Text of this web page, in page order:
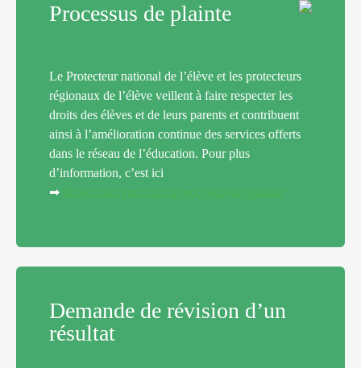
Processus de plainte
Le Protecteur national de l’élève et les protecteurs
régionaux de l’élève veillent à faire respecter les
droits des élèves et de leurs parents et contribuent
ainsi à l’amélioration continue des services offerts
dans le réseau de l’éducation. Pour plus
d’information, c’est ici
➡ https://cssc.gouv.qc.ca/processus-de-plainte/
Demande de révision d’un
résultat